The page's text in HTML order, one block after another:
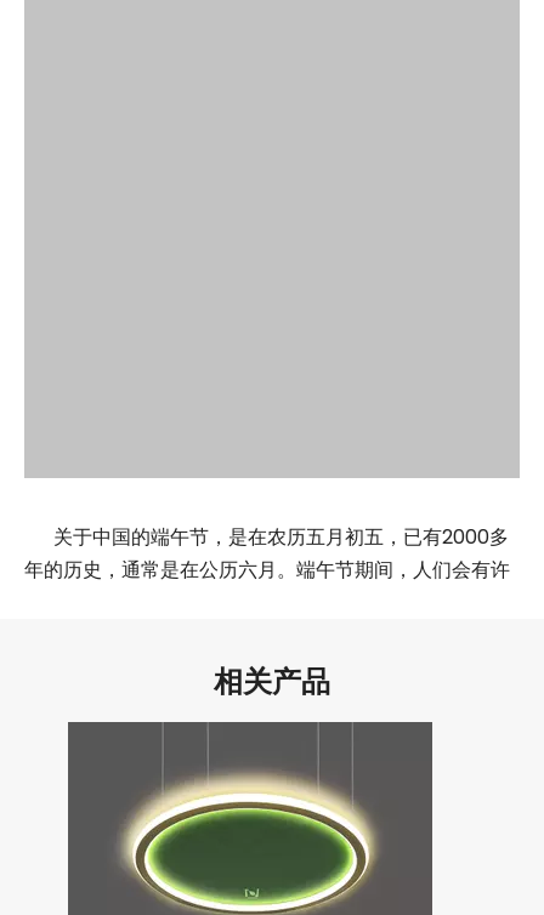
关于中国的端午节，是在农历五月初五，已有2000多
年的历史，通常是在公历六月。端午节期间，人们会有许
这是一个非常有意义的传统节日。中国还有很多传统节
######
凌轩照明是一家专业的LED建筑照明制造商，为高端特
色的室内照明市场提供建筑照明解决方案！我们将以最优
相关产品